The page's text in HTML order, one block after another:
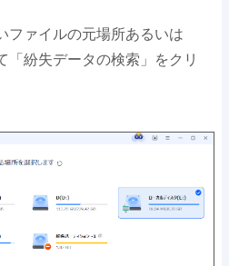
ファイルの元場所あるいは
「紛失データの検索」をクリ